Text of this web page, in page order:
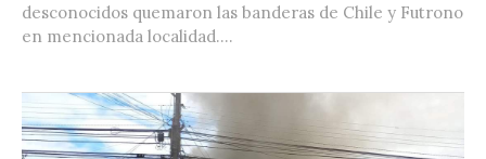
desconocidos quemaron las banderas de Chile y Futrono
en mencionada localidad....